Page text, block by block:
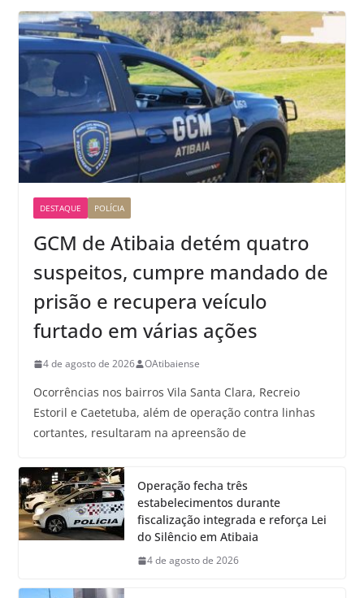
DESTAQUE POLÍCIA
GCM de Atibaia detém quatro
suspeitos, cumpre mandado de
prisão e recupera veículo
furtado em várias ações
4 de agosto de 2026 OAtibaiense
Ocorrências nos bairros Vila Santa Clara, Recreio
Estoril e Caetetuba, além de operação contra linhas
cortantes, resultaram na apreensão de
Operação fecha três
estabelecimentos durante
fiscalização integrada e reforça Lei
do Silêncio em Atibaia
4 de agosto de 2026